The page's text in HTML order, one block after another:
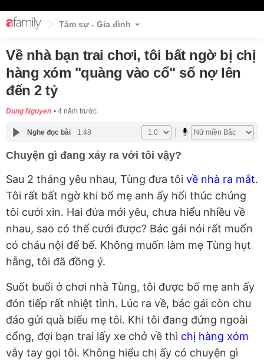
Tâm sự - Gia đình
Về nhà bạn trai chơi, tôi bất ngờ bị chị
hàng xóm "quàng vào cổ" số nợ lên
đến 2 tỷ
Dung Nguyen 4 năm trước
Nghe đọc bài 1:48
Chuyện gì đang xảy ra với tôi vậy?
Sau 2 tháng yêu nhau, Tùng đưa tôi về nhà ra mắt.
Tôi rất bất ngờ khi bố mẹ anh ấy hối thúc chúng
tôi cưới xin. Hai đứa mới yêu, chưa hiểu nhiều về
nhau, sao có thể cưới được? Bác gái nói rất muốn
có cháu nội để bế. Không muốn làm mẹ Tùng hụt
hẫng, tôi đã đồng ý.
Suốt buổi ở chơi nhà Tùng, tôi được bố mẹ anh ấy
đón tiếp rất nhiệt tình. Lúc ra về, bác gái còn chu
đáo gửi quà biếu mẹ tôi. Khi tôi đang đứng ngoài
cổng, đợi bạn trai lấy xe chở về thì chị hàng xóm
vẫy tay gọi tôi. Không hiểu chị ấy có chuyện gì